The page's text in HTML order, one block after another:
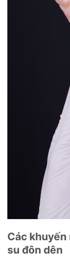
Các khuyến
su đôn dên